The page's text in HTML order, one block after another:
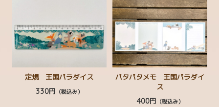
生活雑貨
シール・ステッカー
ボールペン・えんぴつ
定規 王国パラダイス
330円 （税込み）
パタパタメモ 王国パラダイ
ス
400円 （税込み）